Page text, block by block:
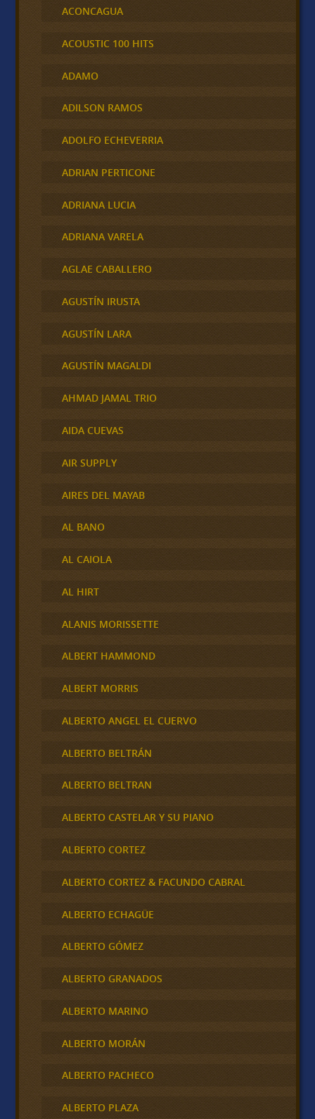
ACONCAGUA
ACOUSTIC 100 HITS
ADAMO
ADILSON RAMOS
ADOLFO ECHEVERRIA
ADRIAN PERTICONE
ADRIANA LUCIA
ADRIANA VARELA
AGLAE CABALLERO
AGUSTÍN IRUSTA
AGUSTÍN LARA
AGUSTÍN MAGALDI
AHMAD JAMAL TRIO
AIDA CUEVAS
AIR SUPPLY
AIRES DEL MAYAB
AL BANO
AL CAIOLA
AL HIRT
ALANIS MORISSETTE
ALBERT HAMMOND
ALBERT MORRIS
ALBERTO ANGEL EL CUERVO
ALBERTO BELTRÁN
ALBERTO BELTRAN
ALBERTO CASTELAR Y SU PIANO
ALBERTO CORTEZ
ALBERTO CORTEZ & FACUNDO CABRAL
ALBERTO ECHAGÜE
ALBERTO GÓMEZ
ALBERTO GRANADOS
ALBERTO MARINO
ALBERTO MORÁN
ALBERTO PACHECO
ALBERTO PLAZA